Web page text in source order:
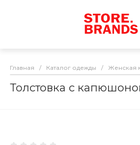
Главная / Каталог одежды / Женская
Толстовка с